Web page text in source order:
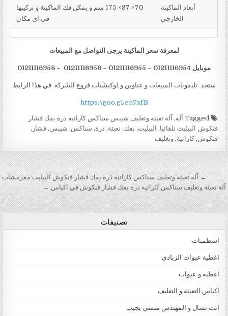
أبعاد الماكينة
الخارجي
70× 97× 175 سم و يمكن فك الماكينة و تركيبها
في اي مكان
لمعرفة سعر الماكينة يرجى التواصل مع المبيعات
موبايل 01211116954 – 01211116955 – 01211116956 – 01211116958
ستجد تليفونات المبيعات و عناوين و لوكيشنات فروع الشركة في هذا الرابط
https://goo.gl/en7xfB
Tagged آلة, آلة تعبئة وتغليف شيبس سناكس كاراتية ذرة بفك فشار
فنكوش البيليت تلقائيا, البيليت, بفك,تعبئة, ذرة, سناكس, شيبس,فشار ,
فنكوش,كاراتية,وتغليف
تصفّح المقالات
← آلة تعبئة وتغليف سناكس كاراتية ذرة بفك فشار فنكوش البيليت مقرمشات
آلة تعبئة وتغليف سناكس كاراتية ذرة بفك فشار فنكوش في اكياس →
تصنيفات
اسطمبات
اغطية عبوات الزبادى
اغطية و عبوات
اكياس التعبئة و التغليف
انت تسال و المهندس منسي يجيب